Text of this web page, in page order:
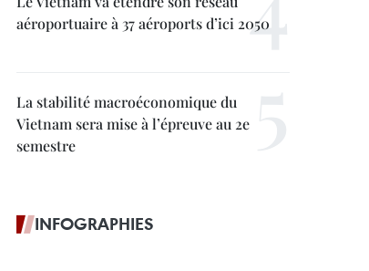
aéroportuaire à 37 aéroports d’ici 2050
La stabilité macroéconomique du
Vietnam sera mise à l’épreuve au 2e
semestre
INFOGRAPHIES